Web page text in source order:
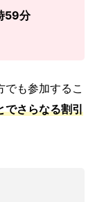
59分
も参加するこ
でさらなる割引